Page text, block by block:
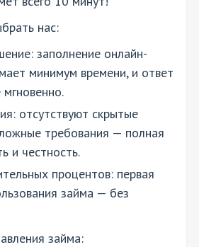
нас:
заполнение онлайн-
минимум времени, и ответ
отсутствуют скрытые
требования — полная
и честность.
процентов: первая
займа — без
займа: